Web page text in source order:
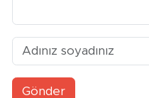
Gönder